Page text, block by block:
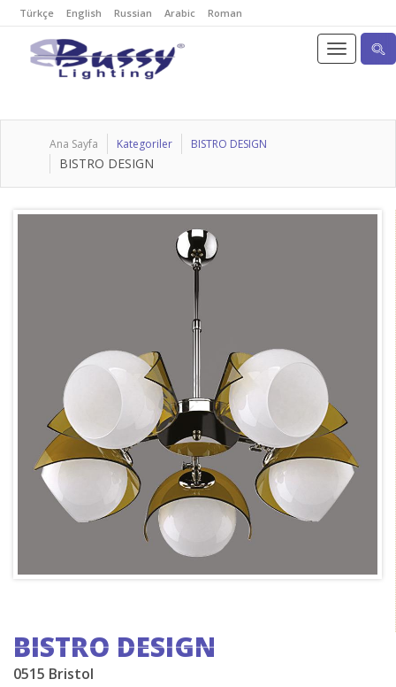
Türkçe English Russian Arabic Roman
Ana Sayfa Kategoriler BISTRO DESIGN
BISTRO DESIGN
BISTRO DESIGN
0515 Bristol